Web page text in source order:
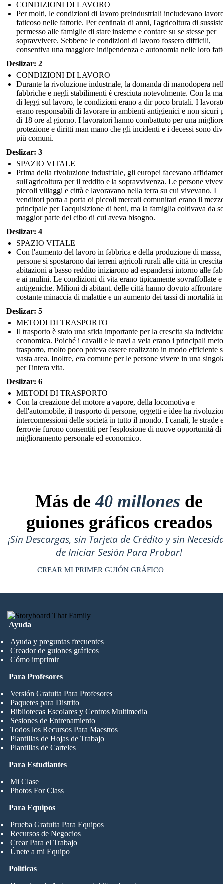
CONDIZIONI DI LAVORO
Per molti, le condizioni di lavoro preindustriali includevano
faticoso nelle fattorie. Per centinaia di anni, l'agricoltura di
permesso alle famiglie di stare insieme e contare su se stesse per
sopravvivere. Sebbene le condizioni di lavoro fossero difficili,
consentiva una maggiore indipendenza e autonomia nelle loro
Deslizar: 2
CONDIZIONI DI LAVORO
Durante la rivoluzione industriale, la domanda di manodopera
fabbriche e negli stabilimenti è cresciuta notevolmente. Con la
di leggi sul lavoro, le condizioni erano a dir poco brutali. I
erano responsabili di lavorare in ambienti antigienici e non sicuri
di 18 ore al giorno. I lavoratori hanno combattuto per una
protezione e diritti man mano che gli incidenti e i decessi sono
più comuni.
Deslizar: 3
SPAZIO VITALE
Prima della rivoluzione industriale, gli europei facevano
sull'agricoltura per il reddito e la sopravvivenza. Le persone
piccoli villaggi e città e lavoravano nella terra su cui vivevano. I
venditori porta a porta oi piccoli mercati comunitari erano il
principale per l'acquisizione di beni, ma la famiglia coltivava da
maggior parte del cibo di cui aveva bisogno.
Deslizar: 4
SPAZIO VITALE
Con l'aumento del lavoro in fabbrica e della produzione di massa,
persone si spostarono dai terreni agricoli rurali alle città in
abitazioni a basso reddito iniziarono ad espandersi intorno alle
e ai mulini. Le condizioni di vita erano tipicamente sovraffollate e
antigeniche. Milioni di abitanti delle città hanno dovuto affrontare
costante minaccia di malattie e un aumento dei tassi di mortalità
Deslizar: 5
METODI DI TRASPORTO
Il trasporto è stato una sfida importante per la crescita sia
economica. Poiché i cavalli e le navi a vela erano i principali
trasporto, molto poco poteva essere realizzato in modo efficiente
vasta area. Inoltre, era comune per le persone vivere in una
per l'intera vita.
Deslizar: 6
METODI DI TRASPORTO
Con la creazione del motore a vapore, della locomotiva e
dell'automobile, il trasporto di persone, oggetti e idee ha
interconnessioni delle società in tutto il mondo. I canali, le strade
ferrovie furono consentiti per l'esplosione di nuove opportunità di
miglioramento personale ed economico.
Más de40 millones de
guiones gráficos creados
¡Sin Descargas, sin Tarjeta de Crédito y sin
de Iniciar Sesión Para Probar!
CREAR MI PRIMER GUIÓN GRÁFICO
Ayuda
Ayuda y preguntas frecuentes
Creador de guiones gráficos
Cómo imprimir
Para Estudiantes
Mi Clase
Photos For Class
Para Profesores
Versión Gratuita Para Profesores
Paquetes para Distrito
Bibliotecas Escolares y Centros Multimedia
Sesiones de Entrenamiento
Todos los Recursos Para Maestros
Plantillas de Hojas de Trabajo
Plantillas de Carteles
Para Equipos
Prueba Gratuita Para Equipos
Recursos de Negocios
Crear Para el Trabajo
Únete a mi Equipo
Políticas